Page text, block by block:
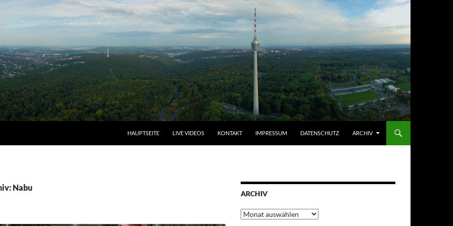
HAUPTSEITE LIVE VIDEOS KONTAKT IMPRESSUM DATENSCHUTZ ARCHIV
Nabu
ARCHIV
Archiv